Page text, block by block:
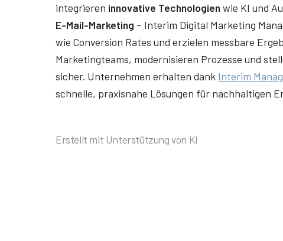
integrieren innovative Technologien wie KI und
E-Mail-Marketing – Interim Digital Marketing
wie Conversion Rates und erzielen messbare
Marketingteams, modernisieren Prozesse und
sicher. Unternehmen erhalten dank Interim
schnelle, praxisnahe Lösungen für nachhaltigen
Erstellt mit Unterstützung von KI